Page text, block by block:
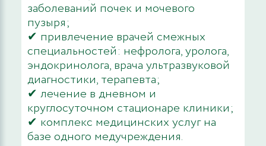
заболеваний почек и мочевого
пузыря;
✔ привлечение врачей смежных
специальностей: нефролога, уролога,
эндокринолога, врача ультразвуковой
диагностики, терапевта;
✔ лечение в дневном и
круглосуточном стационаре клиники;
✔ комплекс медицинских услуг на
базе одного медучреждения.